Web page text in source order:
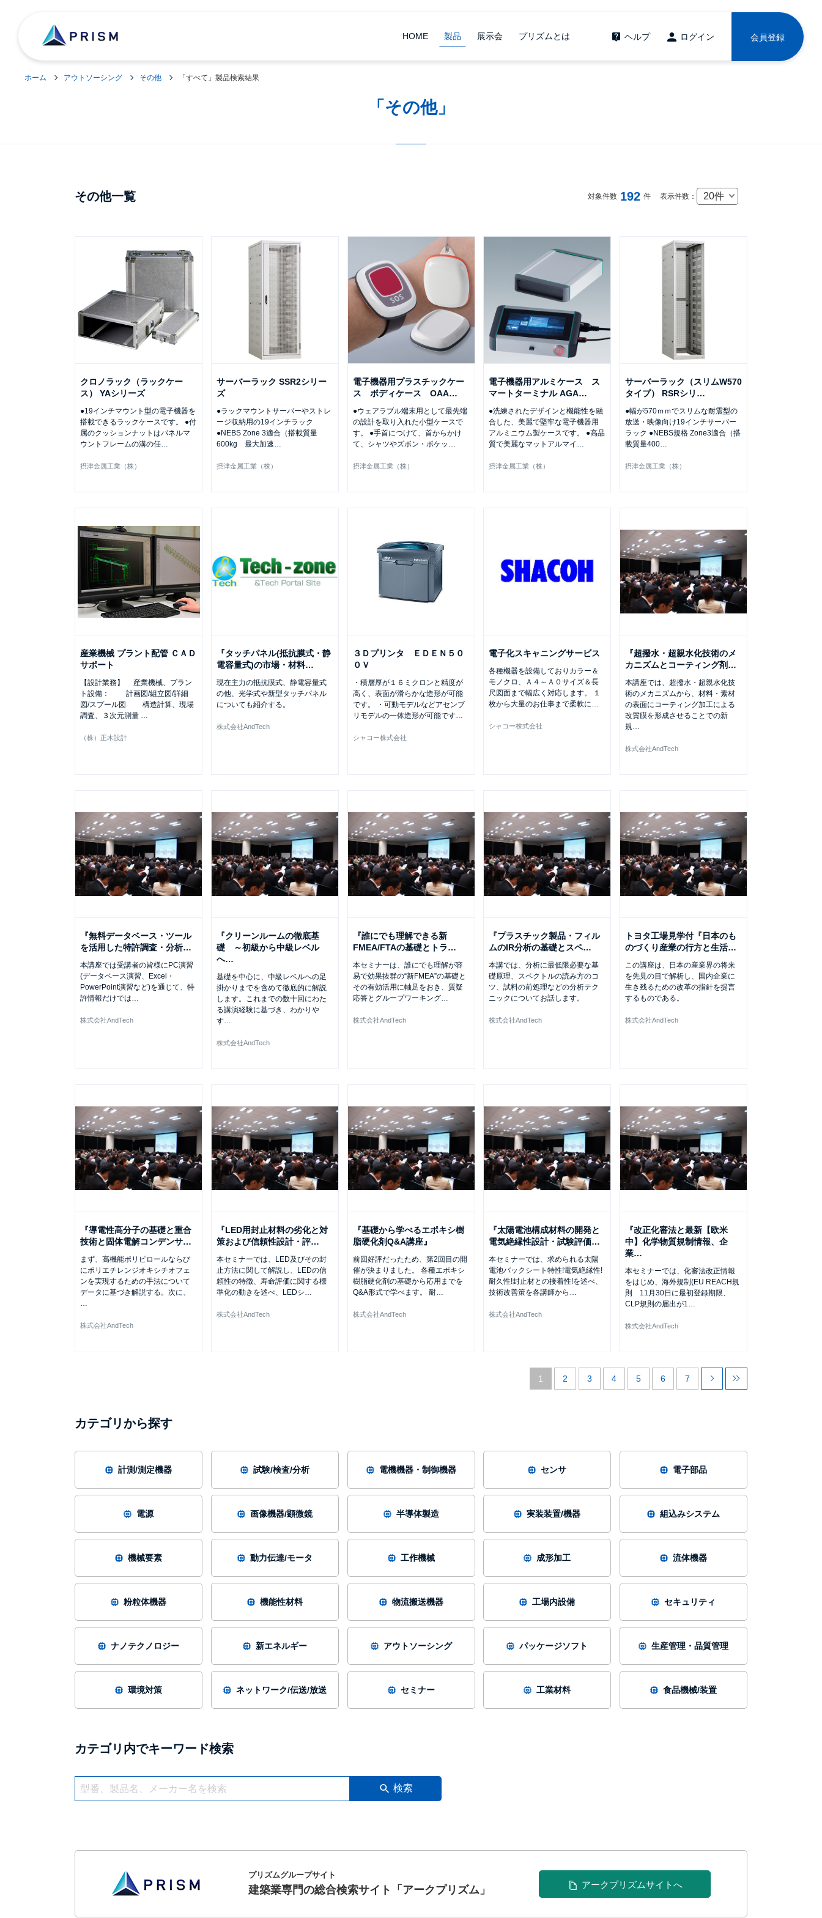
HOME 製品 展示会 プリズムとは ヘルプ ログイン 会員登録
ホーム アウトソーシング その他 「すべて」製品検索結果
「その他」
その他一覧 対象件数 192 件 表示件数： 20件
クロノラック（ラックケー
ス） YAシリーズ
●19インチマウント型の電子機器を
搭載できるラックケースです。 ●付
属のクッションナットはパネルマ
ウントフレームの溝の任…
摂津金属工業（株）
サーバーラック SSR2シリー
ズ
●ラックマウントサーバーやストレ
ージ収納用の19インチラック
●NEBS Zone 3適合（搭載質量
600kg 最大加速…
摂津金属工業（株）
電子機器用プラスチックケー
ス ボディケース OAA…
●ウェアラブル端末用として最先端
の設計を取り入れた小型ケースで
す。 ●手首につけて、首からかけ
て、シャツやズボン・ポケッ …
摂津金属工業（株）
電子機器用アルミケース ス
マートターミナル AGA…
●洗練されたデザインと機能性を融
合した、美麗で堅牢な電子機器用
アルミニウム製ケースです。 ●高品
質で美麗なマットアルマイ …
摂津金属工業（株）
サーバーラック（スリムW570
タイプ） RSRシリ …
●幅が570ｍｍでスリムな耐震型の
放送・映像向け19インチサーバー
ラック ●NEBS規格 Zone3適合（搭
載質量400…
摂津金属工業（株）
産業機械 プラント配管 ＣＡＤ
サポート
【設計業務】 産業機械、プラン
ト設備： 計画図/組立図/詳細
図/スプール図 構造計算、現場
調査、３次元測量 …
（株）正木設計
『タッチパネル(抵抗膜式・静
電容量式)の市場・材料…
現在主力の抵抗膜式、静電容量式
の他、光学式や新型タッチパネル
についても紹介する。
株式会社AndTech
３Ｄプリンタ ＥＤＥＮ５０
０Ｖ
・積層厚が１６ミクロンと精度が
高く、表面が滑らかな造形が可能
です。 ・可動モデルなどアセンブ
リモデルの一体造形が可能です…
シャコー株式会社
電子化スキャニングサービス
各種機器を設備しておりカラー＆
モノクロ、Ａ４～Ａ０サイズ＆長
尺図面まで幅広く対応します。 １
枚から大量のお仕事まで柔軟に…
シャコー株式会社
『超撥水・超親水化技術のメ
カニズムとコーティング剤…
本講座では、超撥水・超親水化技
術のメカニズムから、材料・素材
の表面にコーティング加工による
改質膜を形成させることでの新
規…
株式会社AndTech
『無料データベース・ツール
を活用した特許調査・分析…
本講座では受講者の皆様にPC演習
(データベース演習、Excel・
PowerPoint演習など)を通じて、特
許情報だけでは…
株式会社AndTech
『クリーンルームの徹底基
礎 ～初級から中級レベル
へ…
基礎を中心に、中級レベルへの足
掛かりまでを含めて徹底的に解説
します。これまでの数十回にわた
る講演経験に基づき、わかりや
す…
株式会社AndTech
『誰にでも理解できる新
FMEA/FTAの基礎とトラ…
本セミナーは、誰にでも理解が容
易で効果抜群の“新FMEA”の基礎と
その有効活用に軸足をおき、質疑
応答とグループワーキング…
株式会社AndTech
『プラスチック製品・フィル
ムのIR分析の基礎とスペ…
本講では、分析に最低限必要な基
礎原理、スペクトルの読み方のコ
ツ、試料の前処理などの分析テク
ニックについてお話します。
株式会社AndTech
トヨタ工場見学付『日本のも
のづくり産業の行方と生活…
この講座は、日本の産業界の将来
を先見の目で解析し、国内企業に
生き残るための改革の指針を提言
するものである。
株式会社AndTech
『導電性高分子の基礎と重合
技術と固体電解コンデンサ…
まず、高機能ポリピロールならび
にポリエチレンジオキシチオフェ
ンを実現するための手法について
データに基づき解説する。次に、
…
株式会社AndTech
『LED用封止材料の劣化と対
策および信頼性設計・評…
本セミナーでは、LED及びその封
止方法に関して解説し、LEDの信
頼性の特徴、寿命評価に関する標
準化の動きを述べ、LEDシ…
株式会社AndTech
『基礎から学べるエポキシ樹
脂硬化剤Q&A講座』
前回好評だったため、第2回目の開
催が決まりました。 各種エポキシ
樹脂硬化剤の基礎から応用までを
Q&A形式で学べます。 耐…
株式会社AndTech
『太陽電池構成材料の開発と
電気絶縁性設計・試験評価…
本セミナーでは、求められる太陽
電池バックシート特性!電気絶縁性!
耐久性!封止材との接着性!を述べ、
技術改善策を各講師から …
株式会社AndTech
『改正化審法と最新【欧米
中】化学物質規制情報、企
業…
本セミナーでは、化審法改正情報
をはじめ、海外規制(EU REACH規
則 11月30日に最初登録期限、
CLP規則の届出が1…
株式会社AndTech
1 2 3 4 5 6 7
カテゴリから探す
計測/測定機器 試験/検査/分析 電機機器・制御機器 センサ 電子部品
電源 画像機器/顕微鏡 半導体製造 実装装置/機器 組込みシステム
機械要素 動力伝達/モータ 工作機械 成形加工 流体機器
粉粒体機器 機能性材料 物流搬送機器 工場内設備 セキュリティ
ナノテクノロジー 新エネルギー アウトソーシング パッケージソフト 生産管理・品質管理
環境対策 ネットワーク/伝送/放送 セミナー 工業材料 食品機械/装置
カテゴリ内でキーワード検索
検索
プリズムグループサイト
建築業専門の総合検索サイト 「アークプリズム」 アークプリズムサイトへ